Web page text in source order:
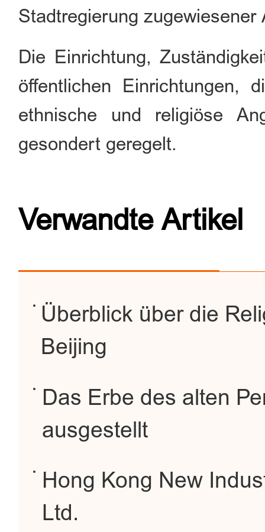
Stadtregierung zugewiesener
Die Einrichtung,
öffentlichen Einrichtungen,
ethnische und religiöse
gesondert geregelt.
Verwandte Artikel
Überblick über die
Beijing
Das Erbe des alten
ausgestellt
Hong Kong New
Ltd.